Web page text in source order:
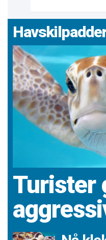
Turister